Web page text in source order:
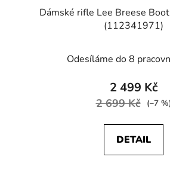
Dámské rifle Lee Breese
(112341971)
Odesíláme do 8
2 499 Kč
2 699 Kč (–7
DETAIL